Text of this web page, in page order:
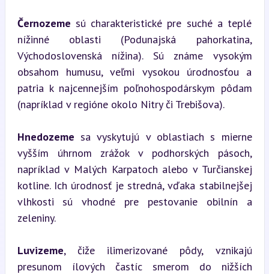
Černozeme sú charakteristické pre suché a teplé
nížinné oblasti (Podunajská pahorkatina,
Východoslovenská nížina). Sú známe vysokým
obsahom humusu, veľmi vysokou úrodnosťou a
patria k najcennejším poľnohospodárskym pôdam
(napríklad v regióne okolo Nitry či Trebišova).
Hnedozeme sa vyskytujú v oblastiach s mierne
vyšším úhrnom zrážok v podhorských pásoch,
napríklad v Malých Karpatoch alebo v Turčianskej
kotline. Ich úrodnosť je stredná, vďaka stabilnejšej
vlhkosti sú vhodné pre pestovanie obilnín a
zeleniny.
Luvizeme, čiže ilimerizované pôdy, vznikajú
presunom ílových častíc smerom do nižších